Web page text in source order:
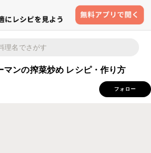
マンの搾菜炒め レシピ・作り方
フォロー